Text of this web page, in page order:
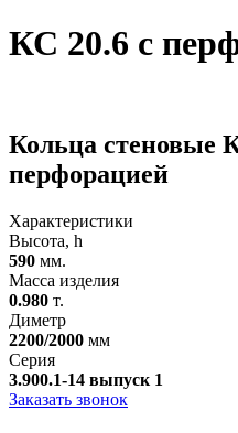
КС 20.6 с
Кольца стеновые
перфорацией
Характеристики
Высота, h
590 мм.
Масса изделия
0.980 т.
Диметр
2200/2000 мм
Серия
3.900.1-14 выпуск 1
Заказать звонок